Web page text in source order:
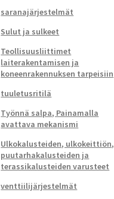
saranajärjestelmät
Sulut ja sulkeet
Teollisuusliittimet
laiterakentamisen ja
koneenrakennuksen tarpeisiin
tuuletusritilä
Työnnä salpa, Painamalla
avattava mekanismi
Ulkokalusteiden, ulkokeittiön,
puutarhakalusteiden ja
terassikalusteiden varusteet
venttiilijärjestelmät